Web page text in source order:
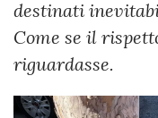
destinati
Come se il
riguardasse.